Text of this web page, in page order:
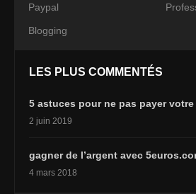
Paypal
Blogging
LES PLUS COMMENTÉS
5 astuces pour ne pas payer votre
2 juin 2019
gagner de l’argent avec
4 mars 2018